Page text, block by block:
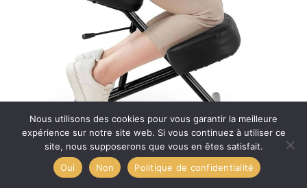
Test : chaise ergonomique Ejoyous pour
Nous utilisons des cookies pour vous garantir la meilleure
expérience sur notre site web. Si vous continuez à utiliser ce
site, nous supposerons que vous en êtes satisfait.
Oui
Non Politique de confidentialité